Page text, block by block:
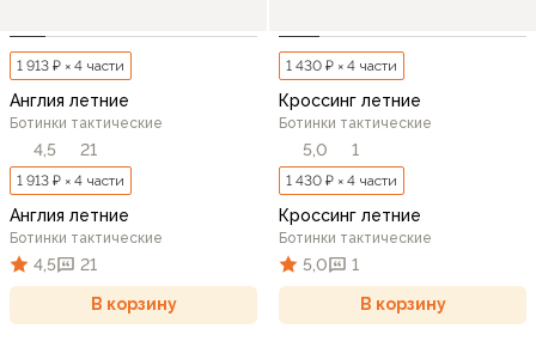
1 913 ₽ × 4 части
Англия летние
Ботинки тактические
4,5 21
1 913 ₽ × 4 части
Англия летние
Ботинки тактические
4,5 21
В корзину
1 430 ₽ × 4 части
Кроссинг летние
Ботинки тактические
5,0 1
1 430 ₽ × 4 части
Кроссинг летние
Ботинки тактические
5,0 1
В корзину